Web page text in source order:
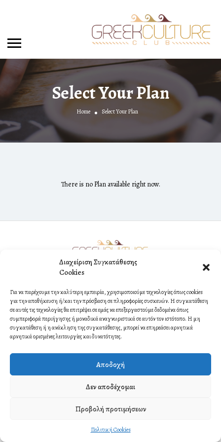
Διαχείριση Συγκατάθεσης
Cookies
Για να παρέχουμε την καλύτερη εμπειρία, χρησιμοποιούμε τεχνολογίες όπως cookies
για την αποθήκευση ή/και την πρόσβαση σε πληροφορίες συσκευών. Η συγκατάθεση
σε αυτές τις τεχνολογίες θα επιτρέψει σε εμάς να επεξεργαστούμε δεδομένα όπως
συμπεριφορά περιήγησης ή μοναδικά αναγνωριστικά σε αυτόν τον ιστότοπο. Η μη
συγκατάθεση ή η ανάκληση της συγκατάθεσης, μπορεί να επηρεάσει αρνητικά
αρνητικά ορισμένες λειτουργίες και δυνατότητες.
Αποδοχή
Δεν αποδέχομαι
Προβολή προτιμήσεων
Πολιτική Cookies
Select Your Plan
Home Select Your Plan
There is no Plan available right now.
Contact